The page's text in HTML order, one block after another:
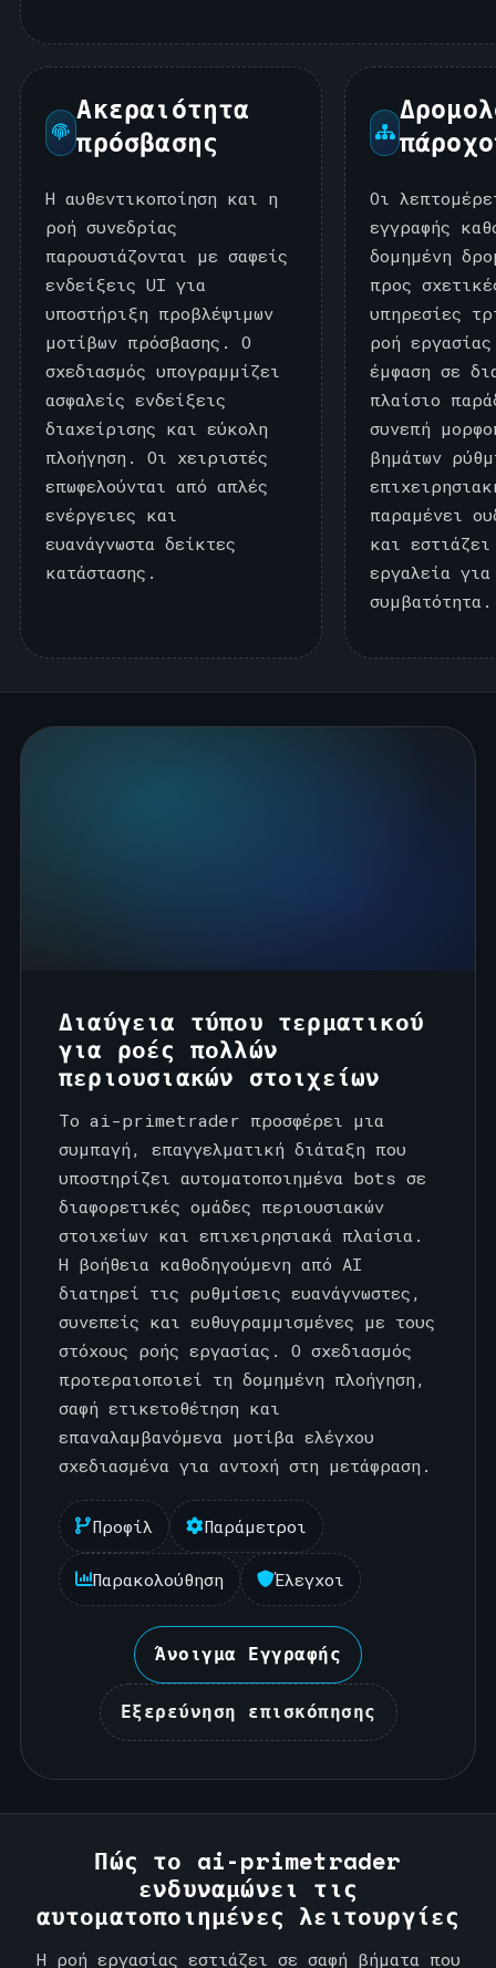
Ακεραιότητα
πρόσβασης
Η αυθεντικοποίηση και η
ροή συνεδρίας
παρουσιάζονται με σαφείς
ενδείξεις UI για
υποστήριξη προβλέψιμων
μοτίβων πρόσβασης. Ο
σχεδιασμός υπογραμμίζει
ασφαλείς ενδείξεις
διαχείρισης και εύκολη
πλοήγηση. Οι χειριστές
επωφελούνται από απλές
ενέργειες και
ευανάγνωστα δείκτες
κατάστασης.
Οι
εγγραφής
δομημένη
προς
υπηρεσίες
ροή
έμφαση σε
πλαίσιο
συνεπή
βημάτων
παραμένει
και
εργαλεία για
συμβατότητα.
Διαύγεια τύπου τερματικού
για ροές πολλών
περιουσιακών στοιχείων
Το ai-primetrader προσφέρει μια
συμπαγή, επαγγελματική διάταξη που
υποστηρίζει αυτοματοποιημένα bots σε
διαφορετικές ομάδες περιουσιακών
στοιχείων και επιχειρησιακά πλαίσια.
Η βοήθεια καθοδηγούμενη από AI
διατηρεί τις ρυθμίσεις ευανάγνωστες,
συνεπείς και ευθυγραμμισμένες με τους
στόχους ροής εργασίας. Ο σχεδιασμός
προτεραιοποιεί τη δομημένη πλοήγηση,
σαφή ετικετοθέτηση και
επαναλαμβανόμενα μοτίβα ελέγχου
σχεδιασμένα για αντοχή στη μετάφραση.
Προφίλ Παράμετροι
Παρακολούθηση Έλεγχοι
Άνοιγμα Εγγραφής
Εξερεύνηση επισκόπησης
Πώς το ai-primetrader
ενδυναμώνει τις
αυτοματοποιημένες λειτουργίες
Η ροή εργασίας εστιάζει σε σαφή βήματα που